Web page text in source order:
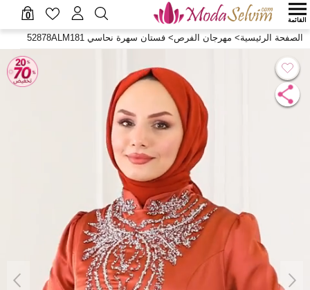
0 القائمة
الصفحة الرئيسية> مهرجان الفرص> فستان سهرة نحاسي 52878ALM181